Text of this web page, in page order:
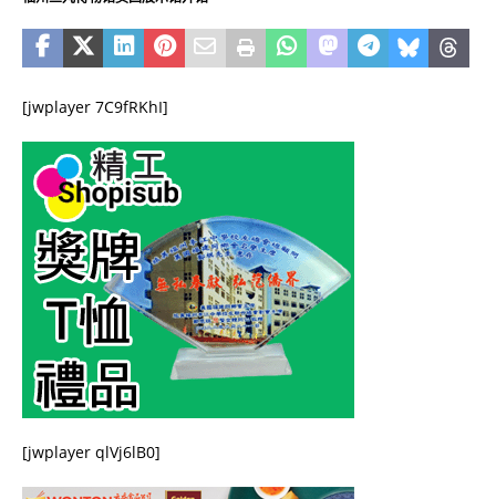
[jwplayer 7C9fRKhI]
[jwplayer qlVj6lB0]